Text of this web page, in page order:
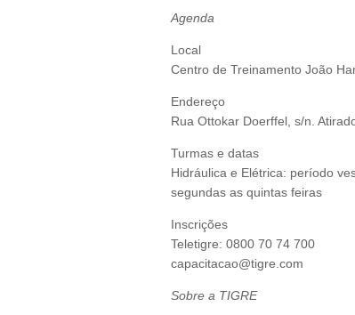
Agenda
Local
Centro de Treinamento João
Endereço
Rua Ottokar Doerffel, s/n.
Turmas e datas
Hidráulica e Elétrica: período
segundas as quintas feiras
Inscrições
Teletigre: 0800 70 74 700
capacitacao@tigre.com
Sobre a TIGRE